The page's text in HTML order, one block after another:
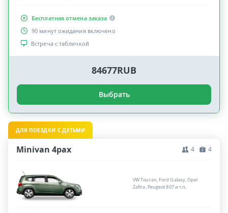
Бесплатная отмена заказа
90 минут ожидания включено
Встреча с табличкой
84677RUB
Выбрать
ДЛЯ ПОЕЗДКИ С ДЕТЬМИ
Minivan 4pax 4 4
VW Touran, Ford Galaxy, Opel
Zafira, Peugeot 807 и т.п.